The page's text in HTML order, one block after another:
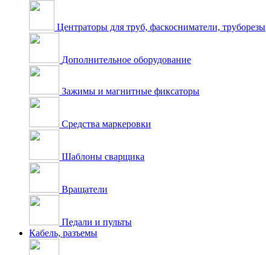
Центраторы для труб, фаскосниматели, труборезы
Дополнительное оборудование
Зажимы и магнитные фиксаторы
Средства маркеровки
Шаблоны сварщика
Вращатели
Педали и пульты
Кабель, разъемы